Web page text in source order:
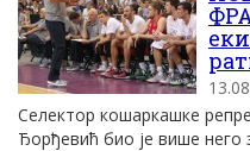
Селектор кошаркашке
Ђорђевић био је више него